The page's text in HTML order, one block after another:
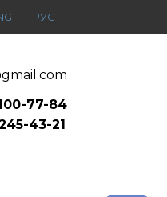
РУС
77-84
43-21